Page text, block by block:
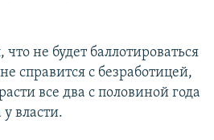
не будет баллотироваться
справится с безработицей,
все два с половиной года
власти.